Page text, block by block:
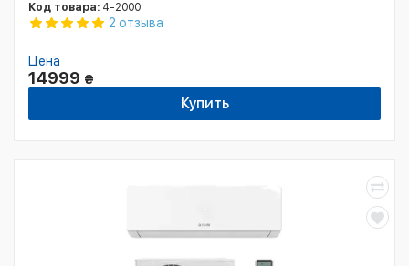
Код товара: 4-2000
2 отзыва
Цена
14999 ₴
Купить